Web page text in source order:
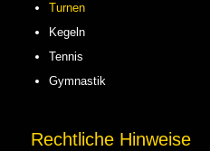
Turnen
Kegeln
Tennis
Gymnastik
Rechtliche Hinweise